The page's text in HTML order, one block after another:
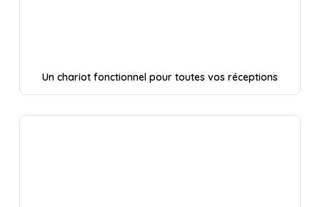
Un chariot fonctionnel pour toutes vos réceptions